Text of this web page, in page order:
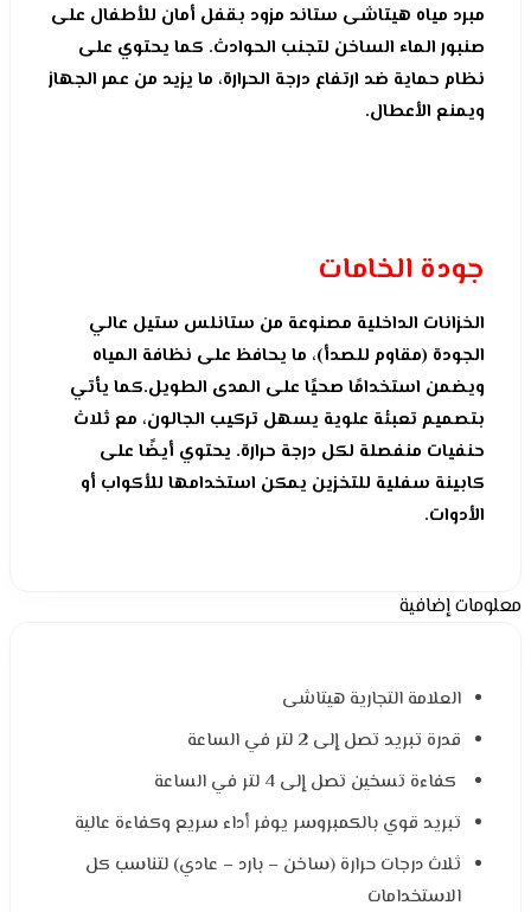
مبرد مياه هيتاشى ستاند مزود بقفل أمان للأطفال على
صنبور الماء الساخن لتجنب الحوادث. كما يحتوي على
نظام حماية ضد ارتفاع درجة الحرارة، ما يزيد من عمر الجهاز
ويمنع الأعطال.
جودة الخامات
الخزانات الداخلية مصنوعة من ستانلس ستيل عالي
الجودة (مقاوم للصدأ)، ما يحافظ على نظافة المياه
ويضمن استخدامًا صحيًا على المدى الطويل.كما يأتي
بتصميم تعبئة علوية يسهل تركيب الجالون، مع ثلاث
حنفيات منفصلة لكل درجة حرارة. يحتوي أيضًا على
كابينة سفلية للتخزين يمكن استخدامها للأكواب أو
الأدوات.
معلومات إضافية
العلامة التجارية هيتاشى
قدرة تبريد تصل إلى 2 لتر في الساعة
كفاءة تسخين تصل إلى 4 لتر في الساعة
تبريد قوي بالكمبروسر يوفر أداء سريع وكفاءة عالية
ثلاث درجات حرارة (ساخن – بارد – عادي) لتناسب كل
الاستخدامات